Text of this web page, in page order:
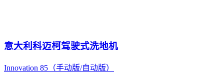
意大利科迈柯驾驶式洗地机
Innovation 85（手动版/自动版）